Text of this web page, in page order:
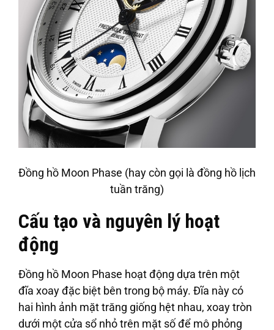
Đồng hồ Moon Phase (hay còn gọi là đồng hồ lịch
tuần trăng)
Cấu tạo và nguyên lý hoạt
động
Đồng hồ Moon Phase hoạt động dựa trên một
đĩa xoay đặc biệt bên trong bộ máy. Đĩa này có
hai hình ảnh mặt trăng giống hệt nhau, xoay tròn
dưới một cửa sổ nhỏ trên mặt số để mô phỏng